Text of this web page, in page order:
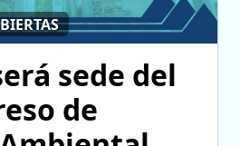
sede del
de